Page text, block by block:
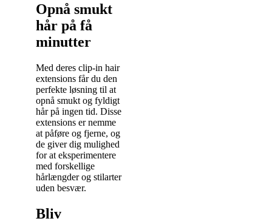
Opnå smukt
hår på få
minutter
Med deres clip-in hair
extensions får du den
perfekte løsning til at
opnå smukt og fyldigt
hår på ingen tid. Disse
extensions er nemme
at påføre og fjerne, og
de giver dig mulighed
for at eksperimentere
med forskellige
hårlængder og stilarter
uden besvær.
Bliv